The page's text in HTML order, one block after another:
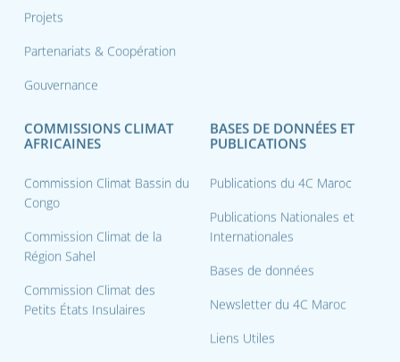
Projets
Partenariats & Coopération
Gouvernance
COMMISSIONS CLIMAT
AFRICAINES
Commission Climat Bassin du
Congo
Commission Climat de la
Région Sahel
Commission Climat des
Petits États Insulaires
BASES DE DONNÉES ET
PUBLICATIONS
Publications du 4C Maroc
Publications Nationales et
Internationales
Bases de données
Newsletter du 4C Maroc
Liens Utiles